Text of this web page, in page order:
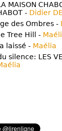
MAISON
- Didier
des Ombres -
Tree Hill -
laissé - Maélia
LES